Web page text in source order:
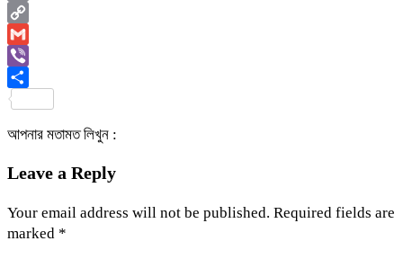
Email
Copy
Link
Gmail
Viber
আপনার মতামত লিখুন :
Leave a Reply
Your email address will not be published. Required fields are
marked *